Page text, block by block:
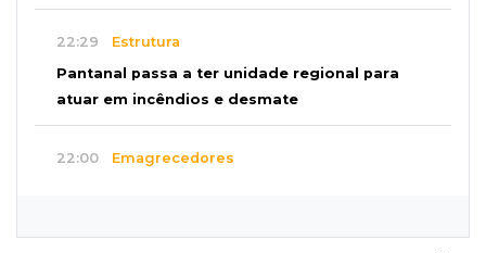
22:29 Estrutura
Pantanal passa a ter unidade regional para
atuar em incêndios e desmate
22:00 Emagrecedores